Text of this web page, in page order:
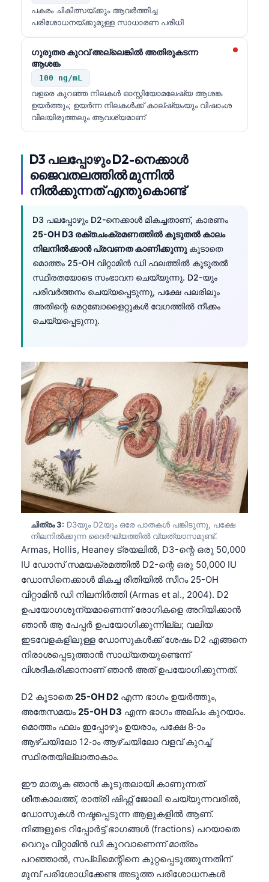
പകരം ചികിത്സയ്ക്കും ആവർത്തിച്ച
പരിശോധനയ്ക്കുമുള്ള സാധാരണ പരിധി
ഗുരുതര കുറവ് അല്ലെങ്കിൽ അതിരുകടന്ന
ആശങ്ക
100 ng/mL
വളരെ കുറഞ്ഞ നിലകൾ ഓസ്റ്റിയോമലേഷ്യ ആശങ്ക
ഉയർത്തും; ഉയർന്ന നിലകൾക്ക് കാല്ഷ്യംയും വിഷാംശ
വിലയിരുത്തലും ആവശ്യമാണ്
D3 പലപ്പോഴും D2-നെക്കാൾ
ജൈവതലത്തിൽ മുന്നിൽ
നിൽക്കുന്നത് എന്തുകൊണ്ട്
D3 പലപ്പോഴും D2-നെക്കാൾ മികച്ചതാണ്, കാരണം
25-OH D3 രക്തചംക്രമണത്തിൽ കൂടുതൽ കാലം
നിലനിൽക്കാൻ പ്രവണത കാണിക്കുന്നു കൂടാതെ
മൊത്തം 25-OH വിറ്റാമിൻ ഡി ഫലത്തിൽ കൂടുതൽ
സ്ഥിരതയോടെ സംഭാവന ചെയ്യുന്നു. D2-യും
പരിവർത്തനം ചെയ്യപ്പെടുന്നു, പക്ഷേ പലരിലും
അതിന്റെ മെറ്റബോളൈറ്റുകൾ വേഗത്തിൽ നീക്കം
ചെയ്യപ്പെടുന്നു.
ചിത്രം 3: D3യും D2യും ഒരേ പാതകൾ പങ്കിടുന്നു, പക്ഷേ
നിലനിൽക്കുന്ന ദൈർഘ്യത്തിൽ വ്യത്യാസമുണ്ട്.
Armas, Hollis, Heaney ട്രയലിൽ, D3-ന്റെ ഒരു 50,000
IU ഡോസ് സമയക്രമത്തിൽ D2-ന്റെ ഒരു 50,000 IU
ഡോസിനെക്കാൾ മികച്ച രീതിയിൽ സീറം 25-OH
വിറ്റാമിൻ ഡി നിലനിർത്തി (Armas et al., 2004). D2
ഉപയോഗശൂന്യമാണെന്ന് രോഗികളെ അറിയിക്കാൻ
ഞാൻ ആ പേപ്പർ ഉപയോഗിക്കുന്നില്ല; വലിയ
ഇടവേളകളിലുള്ള ഡോസുകൾക്ക് ശേഷം D2 എങ്ങനെ
നിരാശപ്പെടുത്താൻ സാധ്യതയുണ്ടെന്ന്
വിശദീകരിക്കാനാണ് ഞാൻ അത് ഉപയോഗിക്കുന്നത്.
D2 കൂടാതെ 25-OH D2 എന്ന ഭാഗം ഉയർത്തും,
അതേസമയം 25-OH D3 എന്ന ഭാഗം അല്പം കുറയാം.
മൊത്തം ഫലം ഇപ്പോഴും ഉയരാം, പക്ഷേ 8-ാം
ആഴ്ചയിലോ 12-ാം ആഴ്ചയിലോ വളവ് കുറച്ച്
സ്ഥിരതയില്ലാതാകാം.
ഈ മാതൃക ഞാൻ കൂടുതലായി കാണുന്നത്
ശീതകാലത്ത്, രാത്രി ഷിഫ്റ്റ് ജോലി ചെയ്യുന്നവരിൽ,
ഡോസുകൾ നഷ്ടപ്പെടുന്ന ആളുകളിൽ ആണ്.
നിങ്ങളുടെ റിപ്പോർട്ട് ഭാഗങ്ങൾ (fractions) പറയാതെ
വെറും വിറ്റാമിൻ ഡി കുറവാണെന്ന് മാത്രം
പറഞ്ഞാൽ, സപ്ലിമെന്റിനെ കുറ്റപ്പെടുത്തുന്നതിന്
മുമ്പ് പരിശോധിക്കേണ്ട അടുത്ത പരിശോധനകൾ